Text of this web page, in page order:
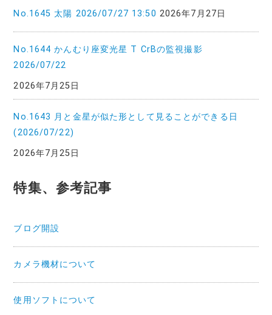
No.1645 太陽 2026/07/27 13:50 2026年7月27日
No.1644 かんむり座変光星 T CrBの監視撮影
2026/07/22
2026年7月25日
No.1643 月と金星が似た形として見ることができる日
(2026/07/22)
2026年7月25日
特集、参考記事
ブログ開設
カメラ機材について
使用ソフトについて